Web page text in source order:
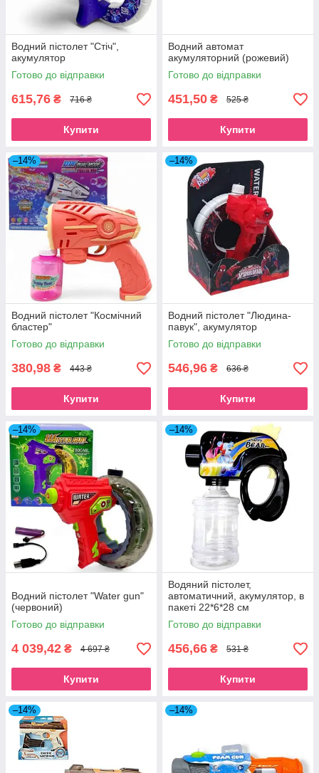
Водний пістолет "Стіч",
акумулятор
Готово до відправки
615,76 ₴ 716 ₴
Купити
Водний автомат
акумуляторний (рожевий)
Готово до відправки
451,50 ₴ 525 ₴
Купити
–14%
Водний пістолет "Космічний
бластер"
Готово до відправки
380,98 ₴ 443 ₴
Купити
–14%
Водний пістолет "Людина-
павук", акумулятор
Готово до відправки
546,96 ₴ 636 ₴
Купити
–14%
Водний пістолет "Water gun"
(червоний)
Готово до відправки
4 039,42 ₴ 4 697 ₴
Купити
–14%
Водяний пістолет,
автоматичний, акумулятор, в
пакеті 22*6*28 см
Готово до відправки
456,66 ₴ 531 ₴
Купити
–14% –14%